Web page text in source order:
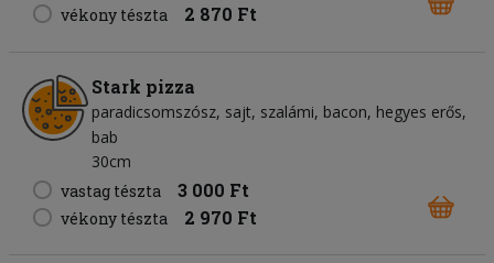
vékony tészta 2 870 Ft
Stark pizza
paradicsomszósz sajt szalámi bacon hegyes erős
bab
30cm
vastag tészta
3 000 Ft
vékony tészta 2 970 Ft